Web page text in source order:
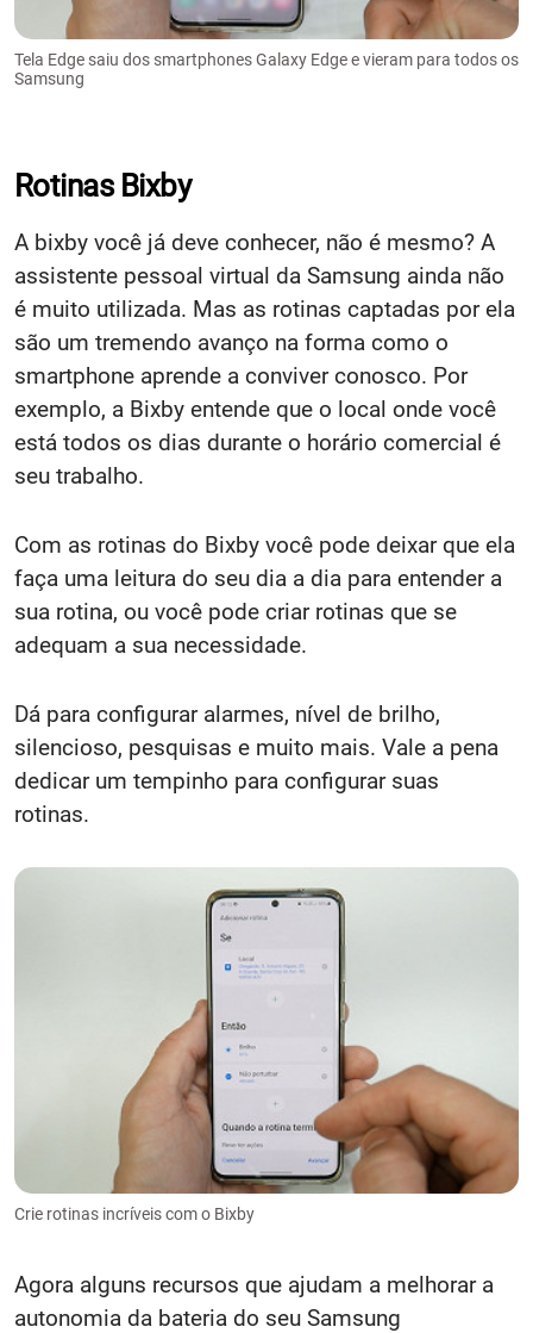
Tela Edge saiu dos smartphones Galaxy Edge e vieram para todos os
Samsung
Rotinas Bixby
A bixby você já deve conhecer, não é mesmo? A
assistente pessoal virtual da Samsung ainda não
é muito utilizada. Mas as rotinas captadas por ela
são um tremendo avanço na forma como o
smartphone aprende a conviver conosco. Por
exemplo, a Bixby entende que o local onde você
está todos os dias durante o horário comercial é
seu trabalho.
Com as rotinas do Bixby você pode deixar que ela
faça uma leitura do seu dia a dia para entender a
sua rotina, ou você pode criar rotinas que se
adequam a sua necessidade.
Dá para configurar alarmes, nível de brilho,
silencioso, pesquisas e muito mais. Vale a pena
dedicar um tempinho para configurar suas
rotinas.
Crie rotinas incríveis com o Bixby
Agora alguns recursos que ajudam a melhorar a
autonomia da bateria do seu Samsung